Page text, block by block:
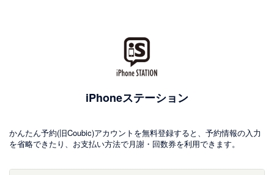
iPhoneステーション
かんたん予約(旧Coubic)アカウントを無料登録すると、予約情報の入力
を省略できたり、お支払い方法で月謝・回数券を利用できます。